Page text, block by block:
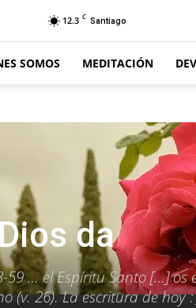
12.3 C Santiago
SOMOS MEDITACIÓN
da
59 … el Espíritu Santo […] os
(v. 26). La escritura de hoy